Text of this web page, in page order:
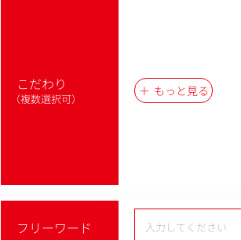
こだわり
（複数選択可）
もっと見る
フリーワード